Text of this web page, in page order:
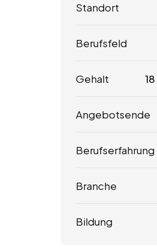
Standort
Berufsfeld
Gehalt 18
Angebotsende
Berufserfahrung
Branche
Bildung